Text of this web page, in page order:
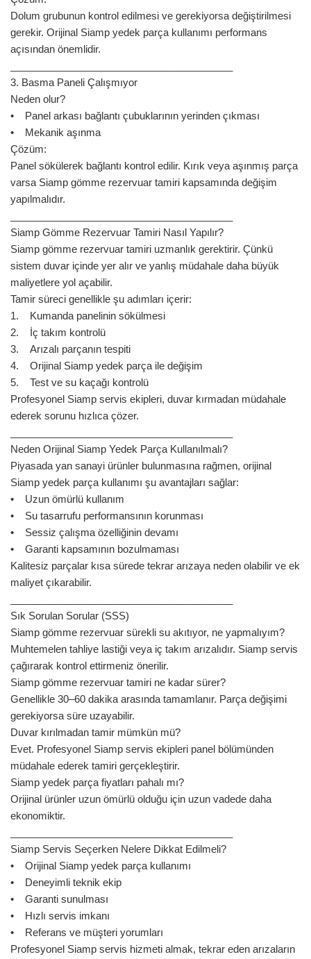
Dolum grubunun kontrol edilmesi ve gerekiyorsa değiştirilmesi
gerekir. Orijinal Siamp yedek parça kullanımı performans
açısından önemlidir.
3. Basma Paneli Çalışmıyor
Neden olur?
• Panel arkası bağlantı çubuklarının yerinden çıkması
• Mekanik aşınma
Çözüm:
Panel sökülerek bağlantı kontrol edilir. Kırık veya aşınmış parça
varsa Siamp gömme rezervuar tamiri kapsamında değişim
yapılmalıdır.
Siamp Gömme Rezervuar Tamiri Nasıl Yapılır?
Siamp gömme rezervuar tamiri uzmanlık gerektirir. Çünkü
sistem duvar içinde yer alır ve yanlış müdahale daha büyük
maliyetlere yol açabilir.
Tamir süreci genellikle şu adımları içerir:
1. Kumanda panelinin sökülmesi
2. İç takım kontrolü
3. Arızalı parçanın tespiti
4. Orijinal Siamp yedek parça ile değişim
5. Test ve su kaçağı kontrolü
Profesyonel Siamp servis ekipleri, duvar kırmadan müdahale
ederek sorunu hızlıca çözer.
Neden Orijinal Siamp Yedek Parça Kullanılmalı?
Piyasada yan sanayi ürünler bulunmasına rağmen, orijinal
Siamp yedek parça kullanımı şu avantajları sağlar:
• Uzun ömürlü kullanım
• Su tasarrufu performansının korunması
• Sessiz çalışma özelliğinin devamı
• Garanti kapsamının bozulmaması
Kalitesiz parçalar kısa sürede tekrar arızaya neden olabilir ve ek
maliyet çıkarabilir.
Sık Sorulan Sorular (SSS)
Siamp gömme rezervuar sürekli su akıtıyor, ne yapmalıyım?
Muhtemelen tahliye lastiği veya iç takım arızalıdır. Siamp servis
çağırarak kontrol ettirmeniz önerilir.
Siamp gömme rezervuar tamiri ne kadar sürer?
Genellikle 30–60 dakika arasında tamamlanır. Parça değişimi
gerekiyorsa süre uzayabilir.
Duvar kırılmadan tamir mümkün mü?
Evet. Profesyonel Siamp servis ekipleri panel bölümünden
müdahale ederek tamiri gerçekleştirir.
Siamp yedek parça fiyatları pahalı mı?
Orijinal ürünler uzun ömürlü olduğu için uzun vadede daha
ekonomiktir.
Siamp Servis Seçerken Nelere Dikkat Edilmeli?
• Orijinal Siamp yedek parça kullanımı
• Deneyimli teknik ekip
• Garanti sunulması
• Hızlı servis imkanı
• Referans ve müşteri yorumları
Profesyonel Siamp servis hizmeti almak, tekrar eden arızaların